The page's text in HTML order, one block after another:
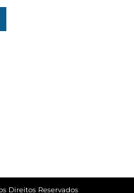
Direitos Reservados